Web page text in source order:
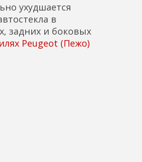
ухудшается
в
задних и боковых
Peugeot (Пежо)